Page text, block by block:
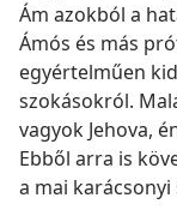
Ám azokból a
Ámós és más
egyértelműen
szokásokról.
vagyok Jehova,
Ebből arra is
a mai